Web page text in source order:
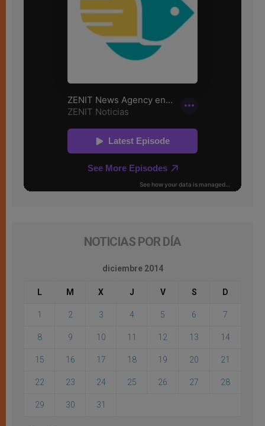
NOTICIAS POR DÍA
diciembre 2014
L M X J V S D
1 2 3 4 5 6 7
8 9 10 11 12 13 14
15 16 17 18 19 20 21
22 23 24 25 26 27 28
29 30 31